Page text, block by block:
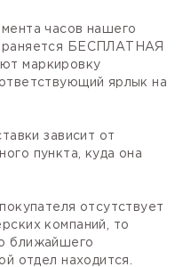
часов нашего
БЕСПЛАТНАЯ
маркировку
ярлык на
зависит от
пункта, куда она
отсутствует
компаний, то
ближайшего
отдел находится.